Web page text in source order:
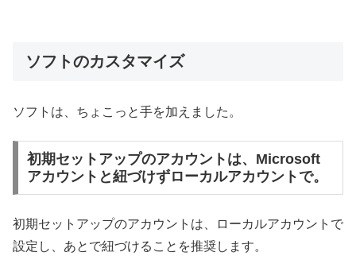
ソフトのカスタマイズ
ソフトは、ちょこっと手を加えました。
初期セットアップのアカウントは、Microsoft
アカウントと紐づけずローカルアカウントで。
初期セットアップのアカウントは、ローカルアカウントで
設定し、あとで紐づけることを推奨します。